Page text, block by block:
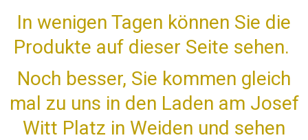
In wenigen Tagen können Sie die
Produkte auf dieser Seite sehen.
Noch besser, Sie kommen gleich
mal zu uns in den Laden am Josef
Witt Platz in Weiden und sehen